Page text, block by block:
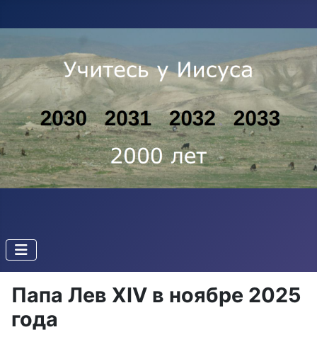
Папа Лев XIV в ноябре 2025
года